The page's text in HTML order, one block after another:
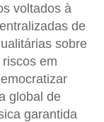
voltados à
de
sobre
em
global de
garantida